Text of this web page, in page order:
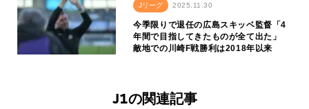
Jリーグ 2025.11.30
今季限りで退任の広島スキッベ監督「4
年間で目指してきたものが全て出た」
敵地での川崎F戦勝利は2018年以来
J1の関連記事